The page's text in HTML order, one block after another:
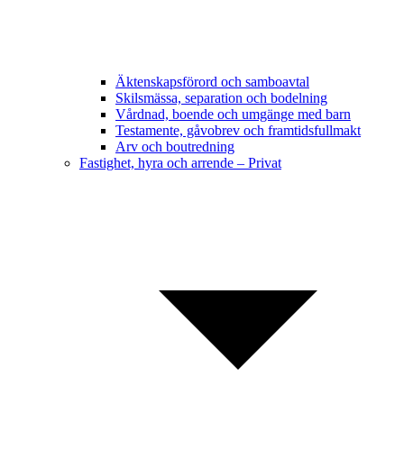
Äktenskapsförord och samboavtal
Skilsmässa, separation och bodelning
Vårdnad, boende och umgänge med barn
Testamente, gåvobrev och framtidsfullmakt
Arv och boutredning
Fastighet, hyra och arrende – Privat